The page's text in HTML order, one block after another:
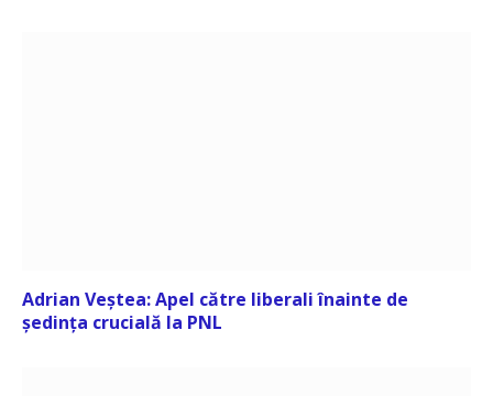
Adrian Veștea: Apel către liberali înainte de
ședința crucială la PNL